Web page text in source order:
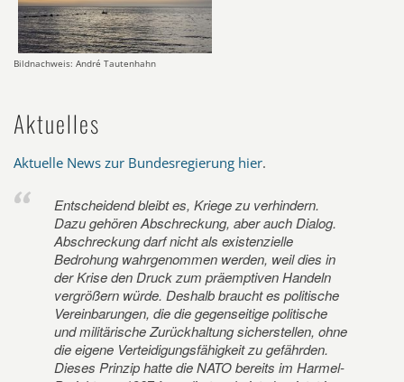
Bildnachweis: André Tautenhahn
Aktuelles
Aktuelle News zur Bundesregierung hier.
Entscheidend bleibt es, Kriege zu verhindern.
Dazu gehören Abschreckung, aber auch Dialog.
Abschreckung darf nicht als existenzielle
Bedrohung wahrgenommen werden, weil dies in
der Krise den Druck zum präemptiven Handeln
vergrößern würde. Deshalb braucht es politische
Vereinbarungen, die die gegenseitige politische
und militärische Zurückhaltung sicherstellen, ohne
die eigene Verteidigungsfähigkeit zu gefährden.
Dieses Prinzip hatte die NATO bereits im Harmel-